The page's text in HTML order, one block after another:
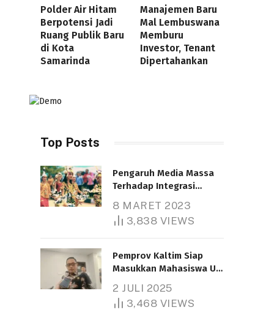
Polder Air Hitam
Berpotensi Jadi
Ruang Publik Baru
di Kota
Samarinda
Manajemen Baru
Mal Lembuswana
Memburu
Investor, Tenant
Dipertahankan
Top Posts
Pengaruh Media Massa
Terhadap Integrasi
8 MARET 2023
3,838 VIEWS
Pemprov Kaltim Siap
Masukkan Mahasiswa UT
Bantuan Pendidikan
Gratispol
2 JULI 2025
3,468 VIEWS